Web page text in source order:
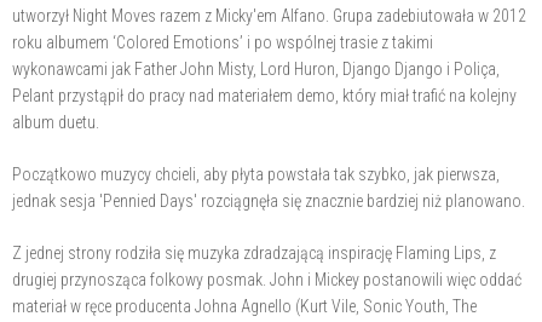
utworzył Night Moves razem z Micky'em Alfano. Grupa zadebiutowała w 2012
roku albumem ‘Colored Emotions’ i po wspólnej trasie z takimi
wykonawcami jak Father John Misty, Lord Huron, Django Django i Poliça,
Pelant przystąpił do pracy nad materiałem demo, który miał trafić na kolejny
album duetu.
Początkowo muzycy chcieli, aby płyta powstała tak szybko, jak pierwsza,
jednak sesja 'Pennied Days' rozciągnęła się znacznie bardziej niż planowano.
Z jednej strony rodziła się muzyka zdradzającą inspirację Flaming Lips, z
drugiej przynosząca folkowy posmak. John i Mickey postanowili więc oddać
materiał w ręce producenta Johna Agnello (Kurt Vile, Sonic Youth, The